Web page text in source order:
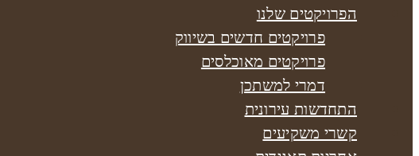
הפרויקטים שלנו
פרויקטים חדשים בשיווק
פרויקטים מאוכלסים
דמרי למשתכן
התחדשות עירונית
קשרי משקיעים